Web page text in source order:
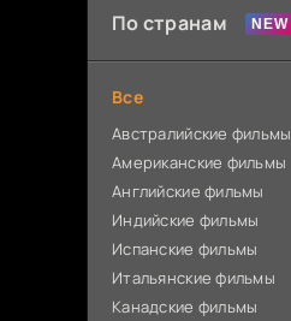
По странам
Все
Австралийские фильмы
Американские фильмы
Английские фильмы
Индийские фильмы
Испанские фильмы
Итальянские фильмы
Канадские фильмы